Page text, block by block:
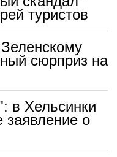
туристов
сюрприз на
в Хельсинки
заявление о